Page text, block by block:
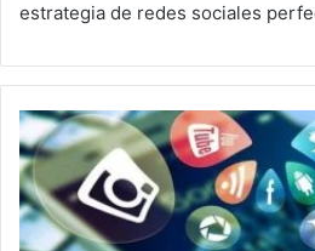
estrategia de redes sociales